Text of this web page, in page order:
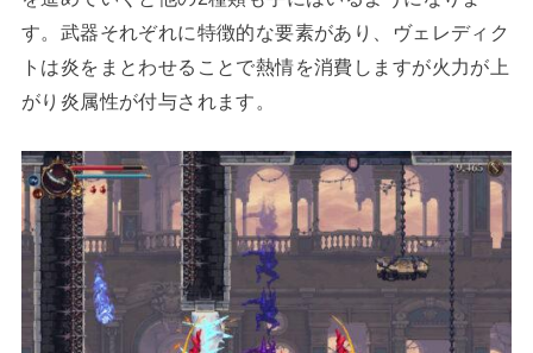
す。武器それぞれに特徴的な要素があり、ヴェレディク
トは炎をまとわせることで熱情を消費しますが火力が上
がり炎属性が付与されます。